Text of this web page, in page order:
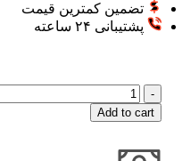
تضمین کمترین قیمت
پشتیبانی ۲۴ ساعته
Add to cart